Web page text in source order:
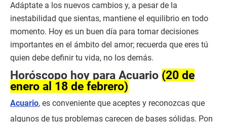
Adáptate a los nuevos cambios y, a pesar de la
inestabilidad que sientas, mantiene el equilibrio en todo
momento. Hoy es un buen día para tomar decisiones
importantes en el ámbito del amor; recuerda que eres tú
quien debe definir tu vida, no los demás.
Horóscopo hoy para Acuario (20 de
enero al 18 de febrero)
Acuario, es conveniente que aceptes y reconozcas que
algunos de tus problemas carecen de bases sólidas. Pon